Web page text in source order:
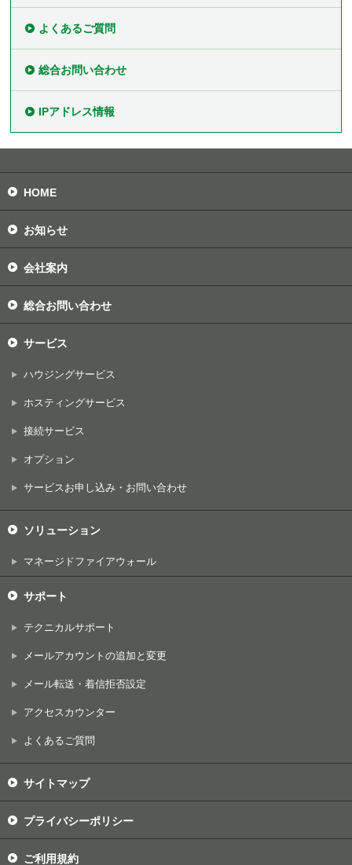
よくあるご質問
総合お問い合わせ
IPアドレス情報
HOME
お知らせ
会社案内
総合お問い合わせ
サービス
ハウジングサービス
ホスティングサービス
接続サービス
オプション
サービスお申し込み・お問い合わせ
ソリューション
マネージドファイアウォール
サポート
テクニカルサポート
メールアカウントの追加と変更
メール転送・着信拒否設定
アクセスカウンター
よくあるご質問
サイトマップ
プライバシーポリシー
ご利用規約